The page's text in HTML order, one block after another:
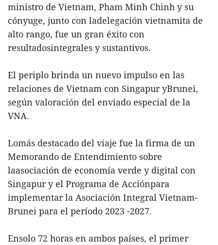
ministro de Vietnam, Pham Minh Chinh y su
cónyuge, junto con ladelegación vietnamita de
alto rango, fue un gran éxito con
resultadosintegrales y sustantivos.
El periplo brinda un nuevo impulso en las
relaciones de Vietnam con Singapur yBrunei,
según valoración del enviado especial de la
VNA.
Lomás destacado del viaje fue la firma de un
Memorando de Entendimiento sobre
laasociación de economía verde y digital con
Singapur y el Programa de Acciónpara
implementar la Asociación Integral Vietnam-
Brunei para el período 2023 -2027.
Ensolo 72 horas en ambos países, el primer